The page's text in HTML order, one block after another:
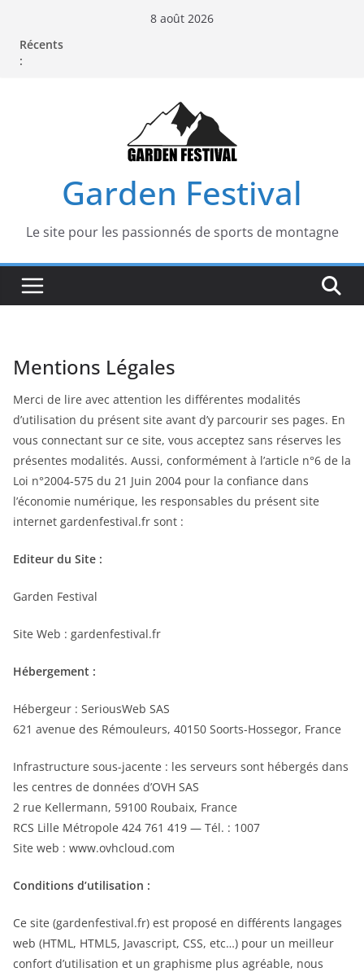
contenu
8 août 2026
Récents
:
Garden Festival
Le site pour les passionnés de sports de montagne
Mentions Légales
Merci de lire avec attention les différentes modalités
d’utilisation du présent site avant d’y parcourir ses pages. En
vous connectant sur ce site, vous acceptez sans réserves les
présentes modalités. Aussi, conformément à l’article n°6 de la
Loi n°2004-575 du 21 Juin 2004 pour la confiance dans
l’économie numérique, les responsables du présent site
internet gardenfestival.fr sont :
Editeur du Site :
Garden Festival
Site Web : gardenfestival.fr
Hébergement :
Hébergeur : SeriousWeb SAS
621 avenue des Rémouleurs, 40150 Soorts-Hossegor, France
Infrastructure sous-jacente : les serveurs sont hébergés dans
les centres de données d’OVH SAS
2 rue Kellermann, 59100 Roubaix, France
RCS Lille Métropole 424 761 419 — Tél. : 1007
Site web : www.ovhcloud.com
Conditions d’utilisation :
Ce site (gardenfestival.fr) est proposé en différents langages
web (HTML, HTML5, Javascript, CSS, etc…) pour un meilleur
confort d’utilisation et un graphisme plus agréable, nous